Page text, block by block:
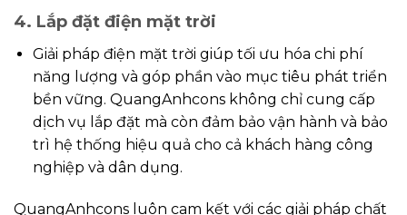
4. Lắp đặt điện mặt trời
Giải pháp điện mặt trời giúp tối ưu hóa chi phí
năng lượng và góp phần vào mục tiêu phát triển
bền vững. QuangAnhcons không chỉ cung cấp
dịch vụ lắp đặt mà còn đảm bảo vận hành và bảo
trì hệ thống hiệu quả cho cả khách hàng công
nghiệp và dân dụng.
QuangAnhcons luôn cam kết với các giải pháp chất